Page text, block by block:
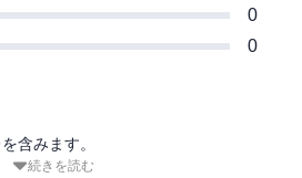
0
0
含みます。
話と Phase II チームが揃う Opt.がいく
続きを読む